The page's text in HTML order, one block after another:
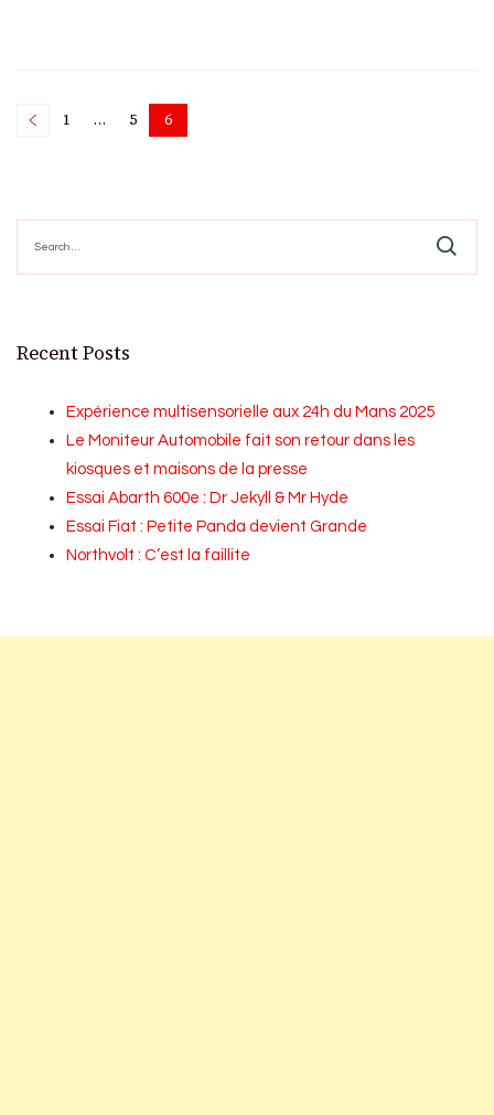
Posts
Page
1 … Page
5 Page
6
for:
Recent Posts
Expérience multisensorielle aux 24h du Mans 2025
Le Moniteur Automobile fait son retour dans les
kiosques et maisons de la presse
Essai Abarth 600e : Dr Jekyll & Mr Hyde
Essai Fiat : Petite Panda devient Grande
Northvolt : C’est la faillite